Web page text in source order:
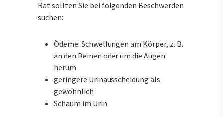
Rat sollten Sie bei folgenden Beschwerden
suchen:
Ödeme: Schwellungen am Körper, z. B.
an den Beinen oder um die Augen
herum
geringere Urinausscheidung als
gewöhnlich
Schaum im Urin